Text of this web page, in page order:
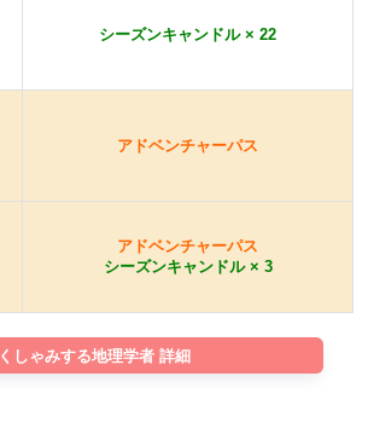
シーズンキャンドル × 22
アドベンチャーパス
アドベンチャーパス
シーズンキャンドル × 3
くしゃみする地理学者 詳細